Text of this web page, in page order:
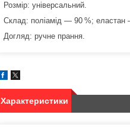
Розмір: універсальний.
Склад: поліамід — 90 %; еластан
Догляд: ручне прання.
Характеристики